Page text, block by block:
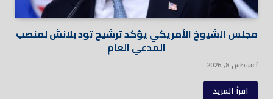
مجلس الشيوخ الأمريكي يؤكد ترشيح تود بلانش لمنصب
المدعي العام
أغسطس 8, 2026
اقرأ المزيد